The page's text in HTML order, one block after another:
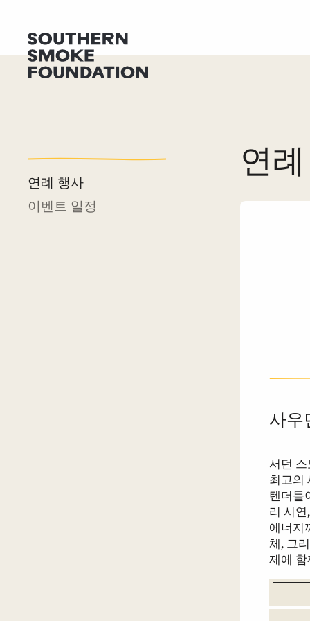
연례 행사
이벤트 일정
연
사우
서던
최고의
텐더들
리 시
에너지
체, 그
제에